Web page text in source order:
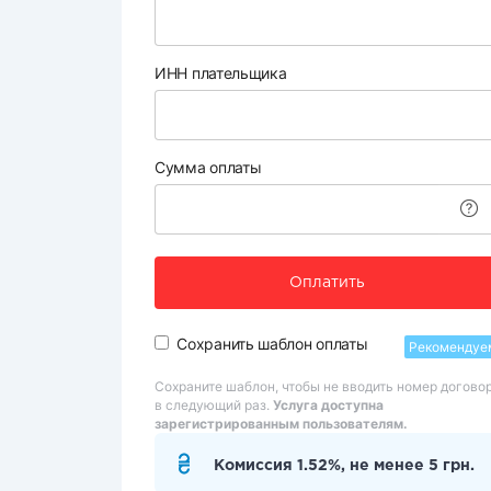
ИНН плательщика
Сумма оплаты
Оплатить
Сохранить шаблон оплаты
Сохраните шаблон, чтобы не вводить номер
в следующий раз. Услуга доступна
зарегистрированным пользователям.
Комиссия 1.52%, не менее 5 грн.